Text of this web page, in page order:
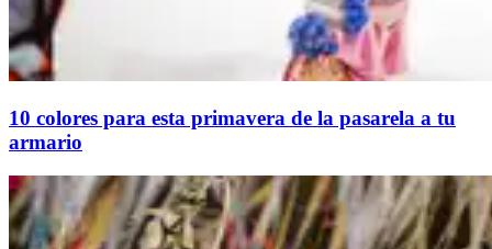
10 colores para esta primavera de la pasarela a tu
armario